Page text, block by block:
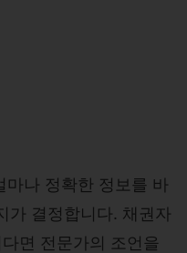
마나 정확한 정보를 바
가 결정합니다. 채권자
면 전문가의 조언을